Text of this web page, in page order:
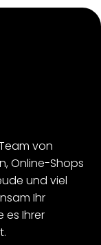
von
Online-Shops
und viel
Ihr
es Ihrer